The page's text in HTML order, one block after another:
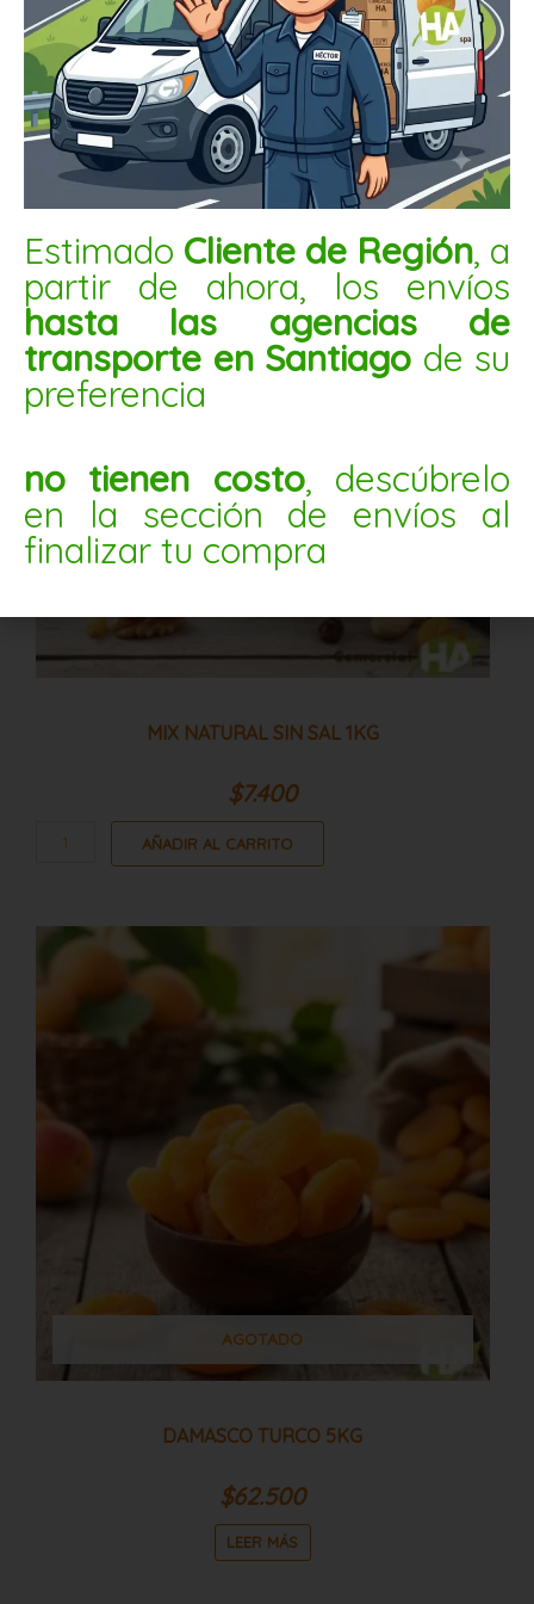
PAPAYA STICK 1KG
$6.900
AÑADIR AL CARRITO
MIX NATURAL SIN SAL 1KG
$7.400
Mix
natural
sin
sal
1kg
cantidad
AÑADIR AL CARRITO
AGOTADO
DAMASCO TURCO 5KG
$62.500
LEER MÁS
Estimado Cliente de Región, a
partir de ahora, los envíos
hasta las agencias de
transporte en Santiago de su
preferencia
no tienen costo, descúbrelo
en la sección de envíos al
finalizar tu compra